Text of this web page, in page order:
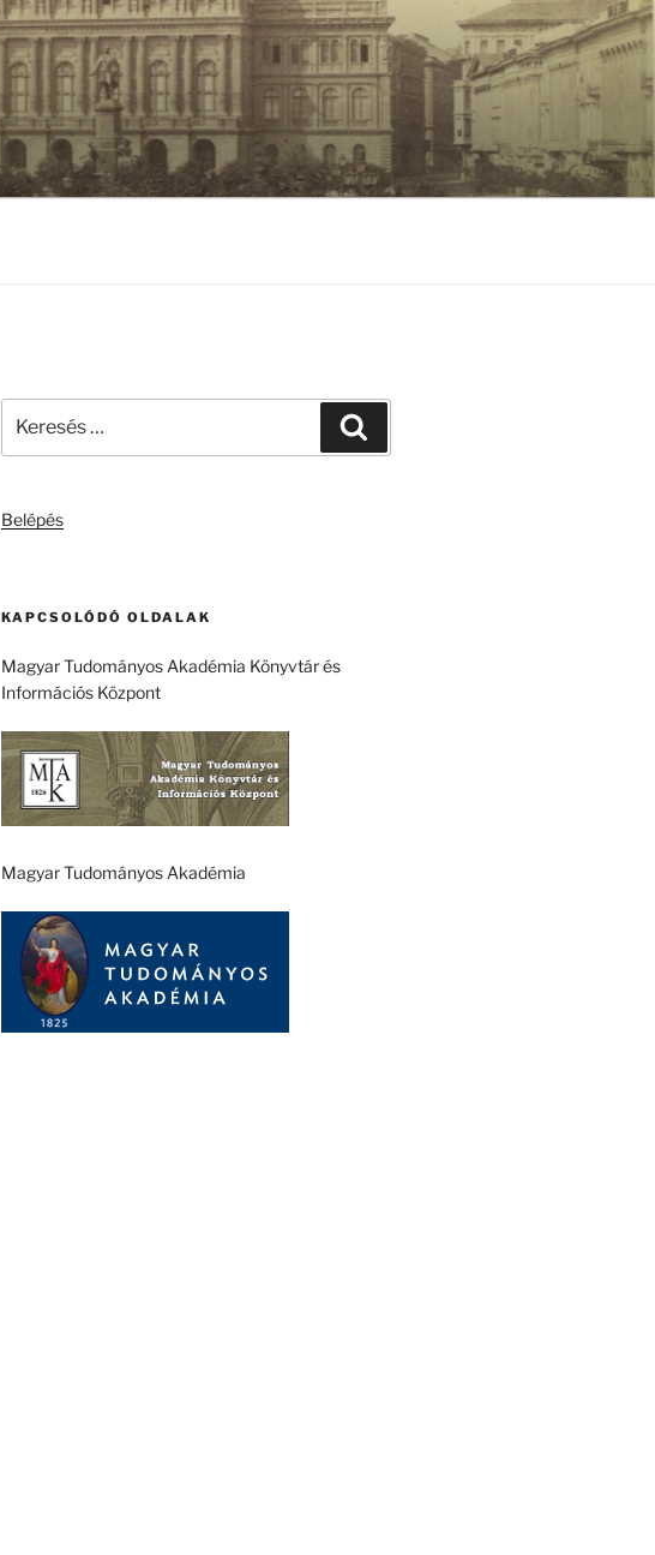
következő
Belépés
KAPCSOLÓDÓ OLDALAK
Magyar Tudományos Akadémia Könyvtár és
Információs Központ
Magyar Tudományos Akadémia